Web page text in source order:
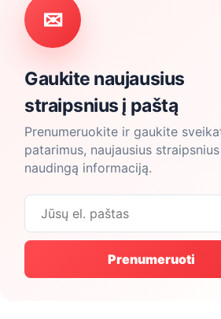
✉
Gaukite naujausius
straipsnius į paštą
Prenumeruokite ir gaukite
patarimus, naujausius
naudingą informaciją.
Prenumeruoti